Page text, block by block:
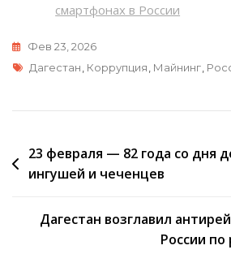
смартфонах в России
Фев 23, 2026
Метки
Дагестан Коррупция Майнинг
Навигация
по
23 февраля — 82 года со дня
ингушей и чеченцев
Дагестан возглавил
России по